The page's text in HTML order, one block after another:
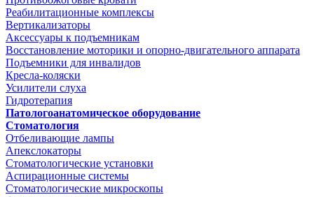
Реабилитационные комплексы
Вертикализаторы
Аксессуары к подъемникам
Восстановление моторики и опорно-двигательного аппарата
Подъемники для инвалидов
Кресла-коляски
Усилители слуха
Гидротерапия
Патологоанатомическое оборудование
Стоматология
Отбеливающие лампы
Апекслокаторы
Стоматологические установки
Аспирационные системы
Стоматологические микроскопы